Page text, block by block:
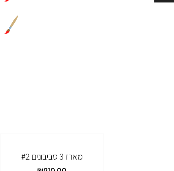
מארז 3 סביבונים #2